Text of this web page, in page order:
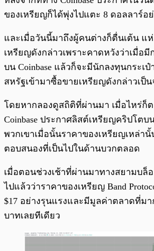
ของเหรียญก็ได้พุ่งไปแตะ 8 ดอลลาร์อ
และเมื่อวันนี้มาถึงผู้คนต่างก็ตื่นเต้น แ
เหรียญดังกล่าวเพราะคาดหวังว่าเมื่อมี
บน Coinbase แล้วก็จะมีนักลงทุนกระเ
สหรัฐเข้ามาซื้อขายเหรียญดังกล่าวเป็
โดยหากลองดูสถิติที่ผ่านมา เมื่อไหร่ก็
Coinbase ประกาศลิสต์เหรียญคริปโต
พวกเขาเมื่อนั้นราคาของเหรียญเหล่า
ตอบสนองที่เป็นไปในด้านบวกตลอด
เมื่อตอนช่วงเช้าที่ผ่านมาทางสยามบล็
ไปแล้วว่าราคาของเหรียญ Band
$17 อย่างรุนแรงและมีมูลค่าตลาดที่มา
บาทเลยทีเดียว